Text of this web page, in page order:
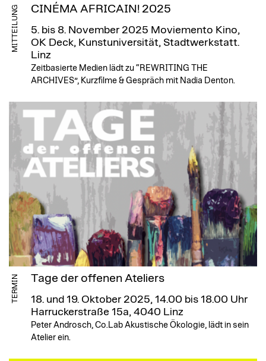
MITTEILUNG CINÉMA AFRICAIN! 2025
5. bis 8. November 2025 Moviemento Kino,
OK Deck, Kunstuniversität, Stadtwerkstatt.
Linz
Zeitbasierte Medien lädt zu “REWRITING THE
ARCHIVES”, Kurzfilme & Gespräch mit Nadia Denton.
TERMIN Tage der offenen Ateliers
18. und 19. Oktober 2025, 14.00 bis 18.00 Uhr
Harruckerstraße 15a, 4040 Linz
Peter Androsch, Co.Lab Akustische Ökologie, lädt in sein
Atelier ein.